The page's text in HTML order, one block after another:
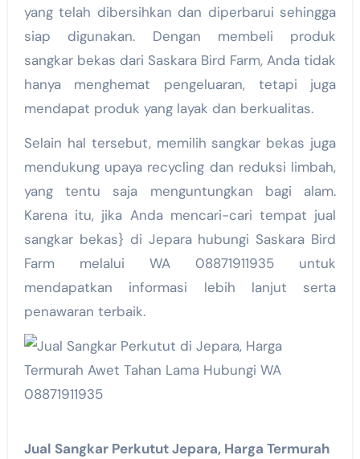
yang telah dibersihkan dan diperbarui sehingga
siap digunakan. Dengan membeli produk
sangkar bekas dari Saskara Bird Farm, Anda tidak
hanya menghemat pengeluaran, tetapi juga
mendapat produk yang layak dan berkualitas.
Selain hal tersebut, memilih sangkar bekas juga
mendukung upaya recycling dan reduksi limbah,
yang tentu saja menguntungkan bagi alam.
Karena itu, jika Anda mencari-cari tempat jual
sangkar bekas} di Jepara hubungi Saskara Bird
Farm melalui WA 08871911935 untuk
mendapatkan informasi lebih lanjut serta
penawaran terbaik.
Jual Sangkar Perkutut Jepara, Harga Termurah